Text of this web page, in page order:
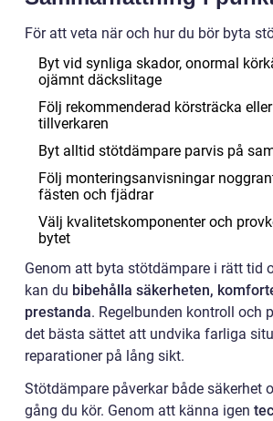
För att veta när och hur du bör byta
Byt vid synliga skador, onormal
ojämnt däckslitage
Följ rekommenderad körsträcka
tillverkaren
Byt alltid stötdämpare parvis på
Följ monteringsanvisningar
fästen och fjädrar
Välj kvalitetskomponenter och
bytet
Genom att byta stötdämpare i rätt tid
kan du bibehålla säkerheten,
prestanda. Regelbunden kontroll och
det bästa sättet att undvika farliga
reparationer på lång sikt.
Stötdämpare påverkar både säkerhet
gång du kör. Genom att känna igen